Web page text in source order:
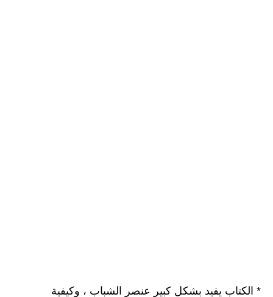
* الكتاب يفيد بشكل كبير عنصر الشباب ، وكيفية